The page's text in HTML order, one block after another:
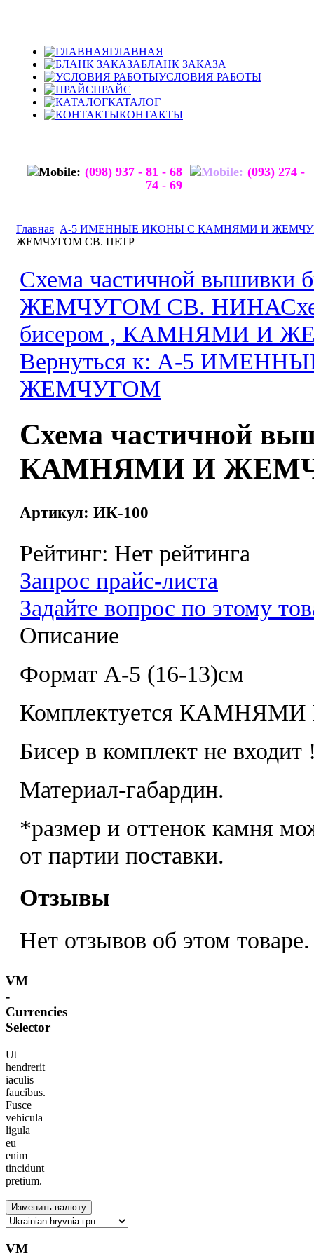
ГЛАВНАЯ
БЛАНК ЗАКАЗА
УСЛОВИЯ РАБОТЫ
ПРАЙС
КАТАЛОГ
КОНТАКТЫ
(098) 937 - 81 - 68
(093) 274 -
74 - 69
Главная А-5 ИМЕННЫЕ ИКОНЫ С КАМНЯМИ И
ЖЕМЧУГОМ СВ. ПЕТР
Схема частичной
ЖЕМЧУГОМ СВ. НИНА
бисером , КАМНЯМИ И
Вернуться к: А-5
ЖЕМЧУГОМ
Схема частичной
КАМНЯМИ И
Артикул: ИК-100
Рейтинг: Нет рейтинга
Запрос прайс-листа
Задайте вопрос по этому
Описание
Формат А-5 (16-13)см
Комплектуется
Бисер в комплект не входит
Материал-габардин.
*размер и оттенок камня
от партии поставки.
Отзывы
Нет отзывов об этом товаре.
VM
-
Currencies
Selector
Ut
hendrerit
iaculis
faucibus.
Fusce
vehicula
ligula
eu
enim
tincidunt
pretium.
VM